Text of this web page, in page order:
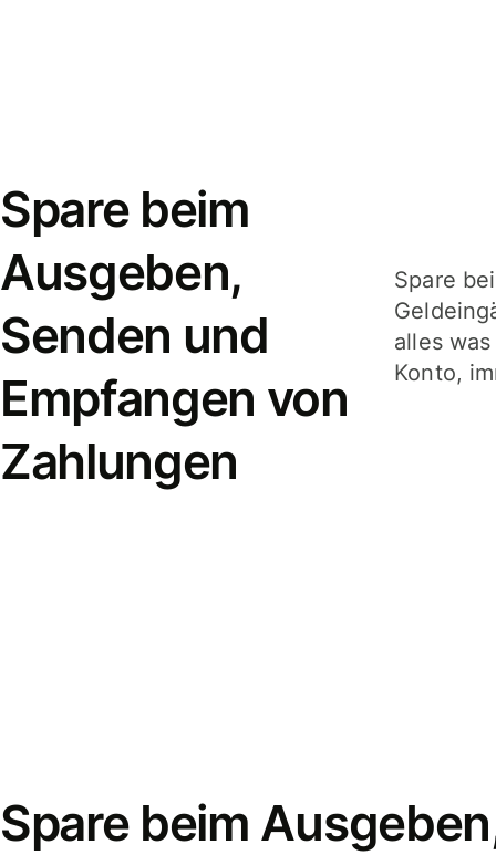
Spare beim
Ausgeben,
Senden und
Empfangen von
Zahlungen
Spare
alles
Konto,
Spare beim